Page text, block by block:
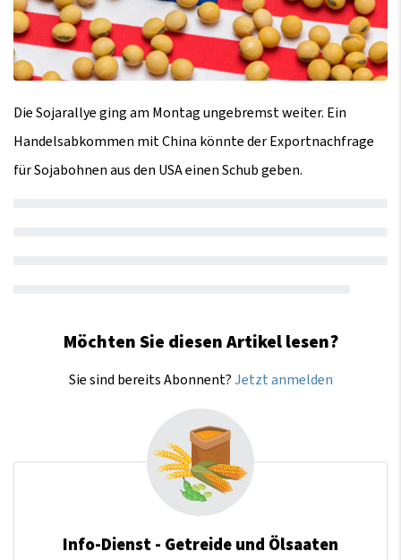
Die Sojarallye ging am Montag ungebremst weiter. Ein
Handelsabkommen mit China könnte der Exportnachfrage
für Sojabohnen aus den USA einen Schub geben.
Möchten Sie diesen Artikel lesen?
Sie sind bereits Abonnent?Jetzt anmelden
Info-Dienst - Getreide und Ölsaaten